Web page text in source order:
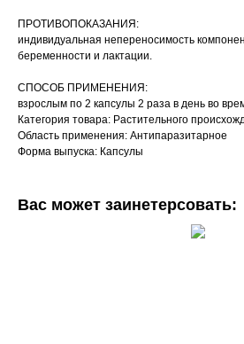
ПРОТИВОПОКАЗАНИЯ:
индивидуальная непереносимость
беременности и лактации.
СПОСОБ ПРИМЕНЕНИЯ:
взрослым по 2 капсулы 2 раза в день во
Категория товара: Растительного
Область применения: Антипаразитарное
Форма выпуска: Капсулы
Вас может заинетерсовать: